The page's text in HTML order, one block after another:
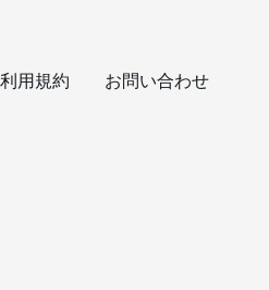
利用規約 お問い合わせ